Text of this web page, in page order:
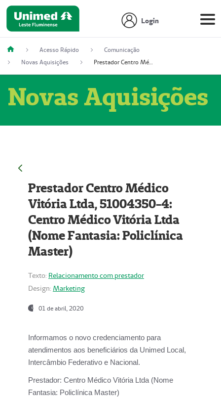
Login
Acesso Rápido
Comunicação
Novas Aquisições
Prestador Centro Médico Vitória Ltda, 51004350-4: Centro Médico Vitória Ltda (Nome Fantasia: Policlínica Master)
Novas Aquisições
Prestador Centro Médico
Vitória Ltda, 51004350-4:
Centro Médico Vitória Ltda
(Nome Fantasia: Policlínica
Master)
Texto: Relacionamento com prestador
Design: Marketing
01 de abril, 2020
Informamos o novo credenciamento para
atendimentos aos beneficiários da Unimed Local,
Intercâmbio Federativo e Nacional.
Prestador: Centro Médico Vitória Ltda (Nome
Fantasia: Policlínica Master)